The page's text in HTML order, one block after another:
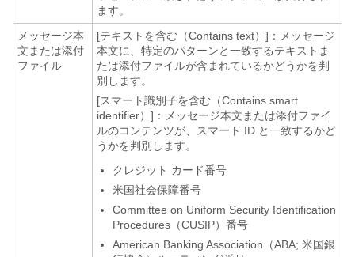
ます。
メッセージ本
文または添付
ファイル
[テキストを含む（Contains text）]：メッセージ
本文に、特定のパターンと一致するテキストま
たは添付ファイルが含まれているかどうかを判
別します。
[スマート識別子を含む（Contains smart
identifier）]：メッセージ本文または添付ファイ
ルのコンテンツが、スマート ID と一致するかど
うかを判別します。
クレジット カード番号
米国社会保障番号
Committee on Uniform Security Identification
Procedures（CUSIP）番号
American Banking Association（ABA; 米国銀